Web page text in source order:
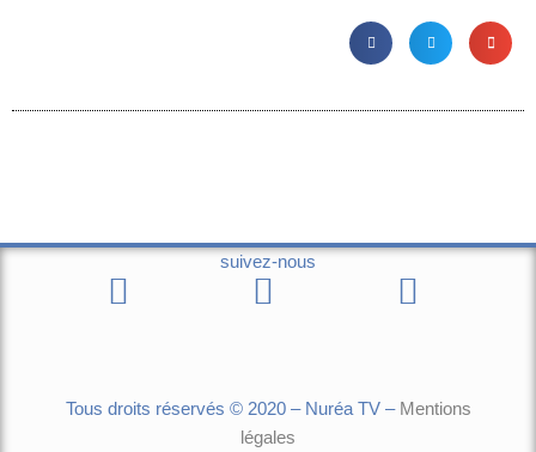
suivez-nous
Tous droits réservés © 2020 – Nuréa TV – Mentions
légales